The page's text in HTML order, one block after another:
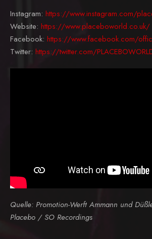
Instagram: https://www.instagram.com/
Website: https://www.placeboworld.co.uk/
Facebook: https://www.facebook.com/
Twitter: https://twitter.com/
Quelle: Promotion-Werft Ammann und
Placebo / SO Recordings